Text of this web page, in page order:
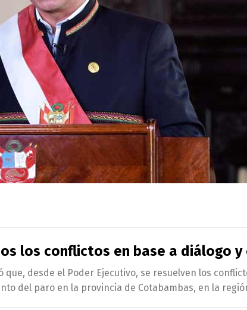
los conflictos en base a diálogo y
desde el Poder Ejecutivo, se resuelven los
del paro en la provincia de Cotabambas, en la